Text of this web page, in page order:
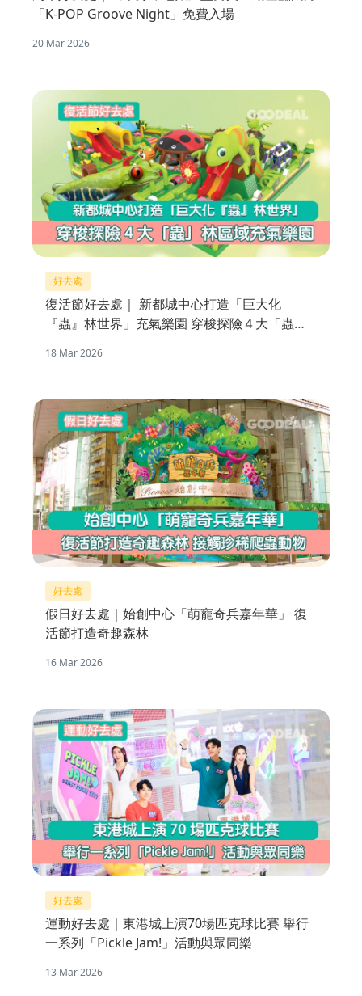
「K-POP Groove Night」免費入場
20 Mar 2026
好去處
復活節好去處｜ 新都城中心打造「巨大化
『蟲』林世界」充氣樂園 穿梭探險４大「蟲」
18 Mar 2026
好去處
假日好去處｜始創中心「萌寵奇兵嘉年華」 復
活節打造奇趣森林
16 Mar 2026
好去處
運動好去處｜東港城上演70場匹克球比賽 舉行
一系列「Pickle Jam!」活動與眾同樂
13 Mar 2026